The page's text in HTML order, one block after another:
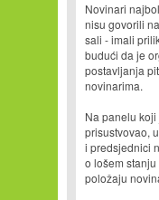
Novinari
nisu govorili
sali - imali
budući da je
postavljanja
novinarima.
Na panelu
prisustvovao,
i predsjednici
o lošem
položaju